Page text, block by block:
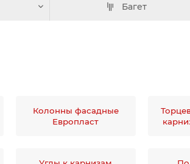
Багет
Колонны фасадные
Европласт